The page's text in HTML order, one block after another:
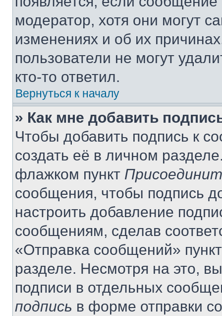
модератор, хотя они могут
изменениях и об их
пользователи не могут
кто-то ответил.
Вернуться к началу
» Как мне добавить
Чтобы добавить подпись к
создать её в личном
флажком пункт
сообщения, чтобы подпись
настроить добавление
сообщениям, сделав
«Отправка сообщений»
разделе. Несмотря на это,
подписи в отдельных
подпись в форме отправки